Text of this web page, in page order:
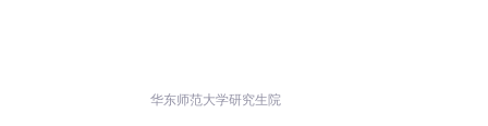
华东师范大学研究生院